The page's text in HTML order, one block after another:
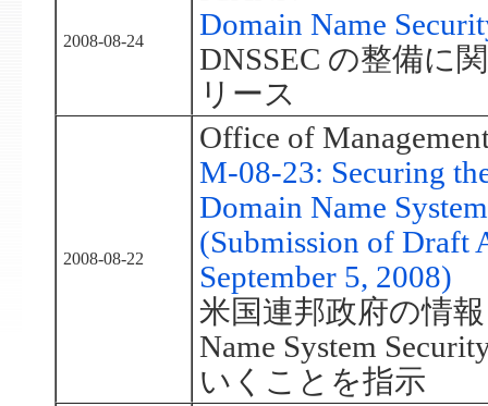
2008-08-24
Domain Name
DNSSEC の整備に
リース
2008-08-22
Office of
M-08-23: Securing
Domain Name
(Submission of Draft
September 5, 2008)
米国連邦政府の情
Name System
いくことを指示